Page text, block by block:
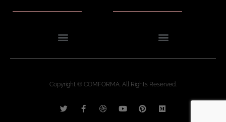
Copyright © COMFORMA. All Rights Reserved.